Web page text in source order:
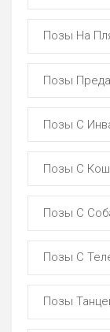
Позы На
Позы
Позы С
Позы С
Позы С
Позы С
Позы